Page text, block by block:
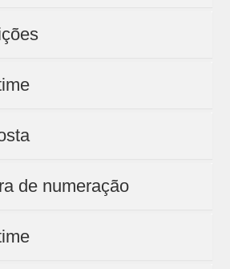
de numeração